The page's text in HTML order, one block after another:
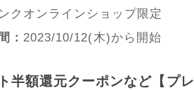
クオンラインショップ限定
： 2023/10/12(木)から開始
半額還元クーポンなど【プレ